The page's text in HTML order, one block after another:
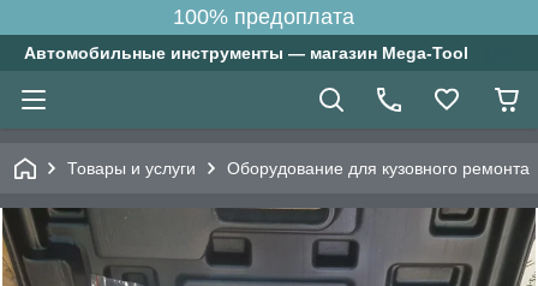
100% предоплата
Автомобильные инструменты — магазин Mega-Tool
Товары и услуги Оборудование для кузовного ремонта